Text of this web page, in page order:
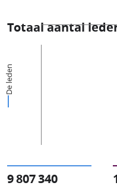
Totaal aantal
De leden
9 807 340